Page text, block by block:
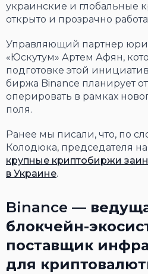
украинские и глобальные
открыто и прозрачно
Управляющий партнер
«Юскутум» Артем Афян,
подготовке этой
биржа Binance планирует
оперировать в рамках
поля.
Ранее мы писали, что, по
Колодюка, председателя
крупные криптобиржи
в Украине.
Binance —
блокчейн-
поставщик
для